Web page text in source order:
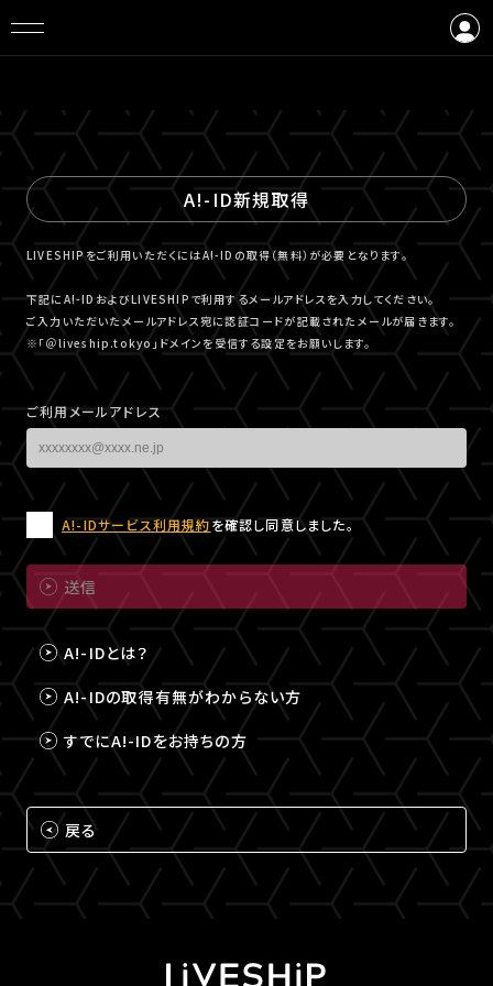
A!-ID新規取得
LIVESHIPをご利用いただくにはA!-IDの取得（無料）が必要となります。
下記にA!-IDおよびLIVESHIPで利用するメールアドレスを入力してください。
ご入力いただいたメールアドレス宛に認証コードが記載されたメールが届きます。
※「＠liveship.tokyo」ドメインを受信する設定をお願いします。
ご利用メールアドレス
A!-IDサービス利用規約を確認し同意しました。
送信
A!-IDとは？
A!-IDの取得有無がわからない方
すでにA!-IDをお持ちの方
戻る